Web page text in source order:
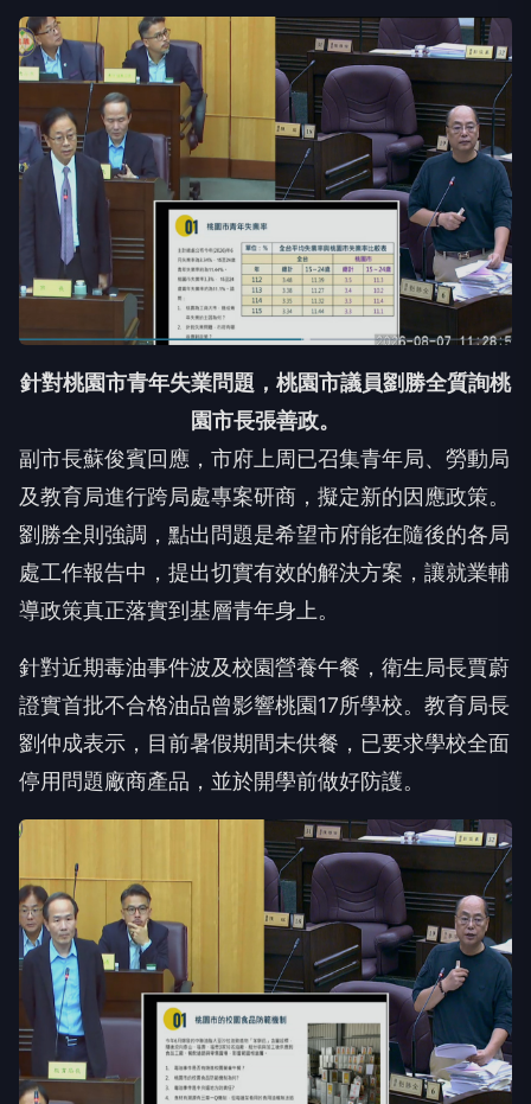
針對桃園市青年失業問題，桃園市議員劉勝全質詢桃
園市長張善政。
副市長蘇俊賓回應，市府上周已召集青年局、勞動局
及教育局進行跨局處專案研商，擬定新的因應政策。
劉勝全則強調，點出問題是希望市府能在隨後的各局
處工作報告中，提出切實有效的解決方案，讓就業輔
導政策真正落實到基層青年身上。
針對近期毒油事件波及校園營養午餐，衛生局長賈蔚
證實首批不合格油品曾影響桃園17所學校。教育局長
劉仲成表示，目前暑假期間未供餐，已要求學校全面
停用問題廠商產品，並於開學前做好防護。